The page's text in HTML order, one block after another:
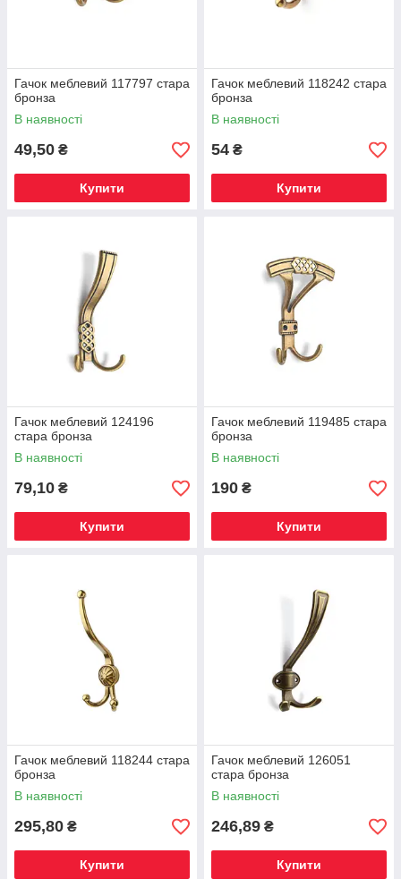
Гачок меблевий 117797 стара
бронза
В наявності
49,50 ₴
Купити
Гачок меблевий 118242 стара
бронза
В наявності
54 ₴
Купити
Гачок меблевий 124196
стара бронза
В наявності
79,10 ₴
Купити
Гачок меблевий 119485 стара
бронза
В наявності
190 ₴
Купити
Гачок меблевий 118244 стара
бронза
В наявності
295,80 ₴
Купити
Гачок меблевий 126051
стара бронза
В наявності
246,89 ₴
Купити